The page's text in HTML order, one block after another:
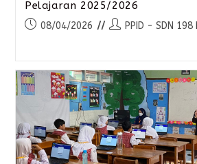
Pelajaran 2025/2026
08/04/2026 PPID - SDN